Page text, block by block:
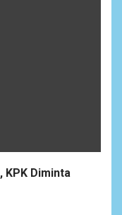
KPK Diminta